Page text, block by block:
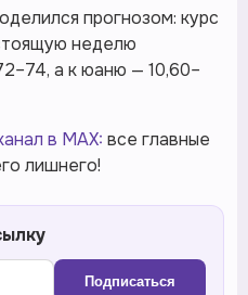
прогнозом: курс
неделю
а к юаню — 10,60–
в MAX: все главные
лишнего!
Подписаться